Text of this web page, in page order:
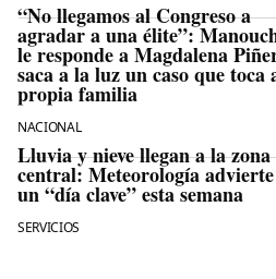
“No llegamos al Congreso a
agradar a una élite”:
le responde a Magdalena
saca a la luz un caso que toca
propia familia
NACIONAL
Lluvia y nieve llegan a la zona
central: Meteorología
un “día clave” esta semana
SERVICIOS